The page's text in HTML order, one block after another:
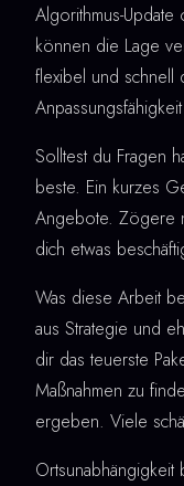
Algorithmus-
können die Lage
flexibel und schnell
Solltest du Fragen
beste. Ein kurzes
Angebote. Zögere
dich etwas
Was diese Arbeit
aus Strategie und
dir das teuerste
Maßnahmen zu
ergeben. Viele